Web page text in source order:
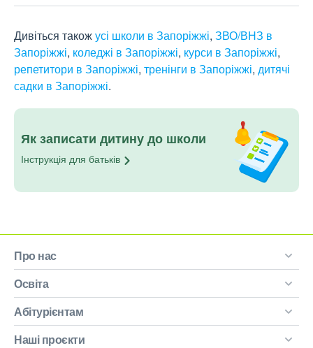
Дивіться такожусі школи в Запоріжжі, ЗВО/ВНЗ в
Запоріжжі, коледжі в Запоріжжі, курси в Запоріжжі,
репетитори в Запоріжжі, тренінги в Запоріжжі, дитячі
садки в Запоріжжі.
Як записати дитину до школи
Інструкція для батьків
Про нас
Освіта
Абітурієнтам
Наші проєкти